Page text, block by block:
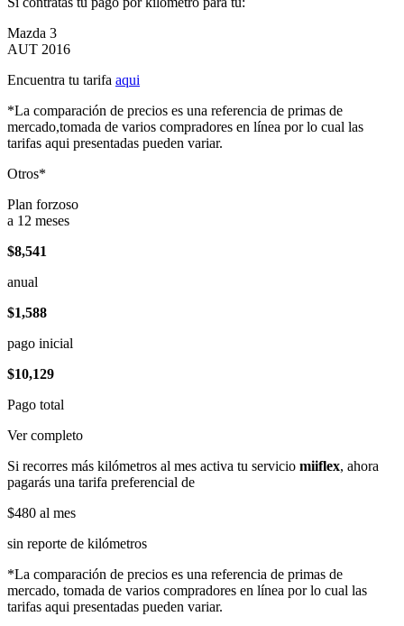
Mazda 3
AUT 2016
Encuentra tu tarifa aqui
*La comparación de precios es una referencia de primas de
mercado,tomada de varios compradores en línea por lo cual las
tarifas aqui presentadas pueden variar.
Otros*
Plan forzoso
a 12 meses
$8,541
anual
$1,588
pago inicial
$10,129
Pago total
Ver completo
Si recorres más kilómetros al mes activa tu servicio miiflex, ahora
pagarás una tarifa preferencial de
$480 al mes
sin reporte de kilómetros
*La comparación de precios es una referencia de primas de
mercado, tomada de varios compradores en línea por lo cual las
tarifas aqui presentadas pueden variar.